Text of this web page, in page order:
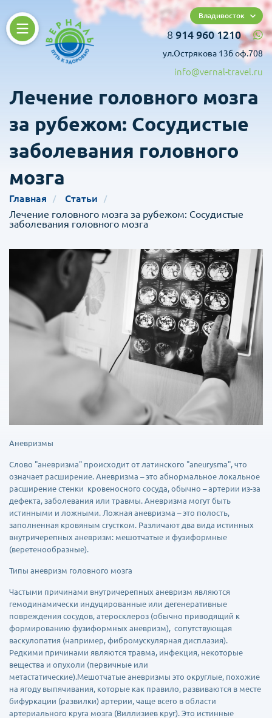
Владивосток
8 914 960 1210
ул.Острякова 13б оф.708
info@vernal-travel.ru
Лечение головного мозга
за рубежом: Сосудистые
заболевания головного
мозга
Главная
Статьи
Лечение головного мозга за рубежом: Сосудистые
заболевания головного мозга
Аневризмы
Слово "аневризма" происходит от латинского "aneurysma", что
означает расширение. Аневризма – это абнормальное локальное
расширение стенки кровеносного сосуда, обычно – артерии из-за
дефекта, заболевания или травмы. Аневризма могут быть
истинными и ложными. Ложная аневризма – это полость,
заполненная кровяным сгустком. Различают два вида истинных
внутричерепных аневризм: мешотчатые и фузиформные
(веретенообразные).
Типы аневризм головного мозга
Частыми причинами внутричерепных аневризм являются
гемодинамически индуцированные или дегенеративные
повреждения сосудов, атеросклероз (обычно приводящий к
формированию фузиформных аневризм), сопутствующая
васкулопатия (например, фибромускулярная дисплазия).
Редкими причинами являются травма, инфекция, некоторые
вещества и опухоли (первичные или
метастатические).Мешотчатые аневризмы это округлые, похожие
на ягоду выпячивания, которые как правило, развиваются в месте
бифуркации (развилки) артерии, чаще всего в области
артериального круга мозга (Виллизиев круг). Это истинные